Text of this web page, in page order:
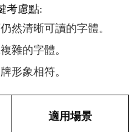
考慮點:
然清晰可讀的字體。
雜的字體。
形象相符。
適用場景